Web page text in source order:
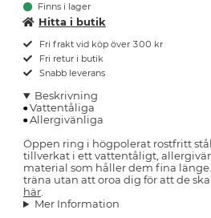
Finns i lager
Hitta i butik
Fri frakt vid köp över 300 kr
Fri retur i butik
Snabb leverans
Beskrivning
Vattentåliga
Allergivänliga
Öppen ring i högpolerat rostfritt
tillverkat i ett vattentåligt,
material som håller dem fina
träna utan att oroa dig för att de ska
här
Mer Information